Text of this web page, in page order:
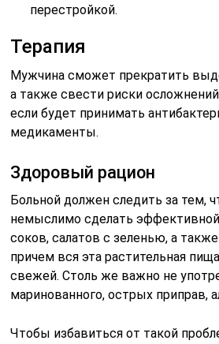
перестройкой.
Терапия
Мужчина сможет прекратить
а также свести риски
если будет принимать
медикаменты.
Здоровый рацион
Больной должен следить за тем,
немыслимо сделать
соков, салатов с зеленью, а
причем вся эта растительная
свежей. Столь же важно не
маринованного, острых приправ,
Чтобы избавиться от такой